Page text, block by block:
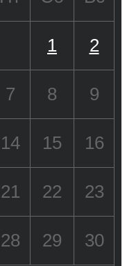
1 2
7 8 9
14 15 16
21 22 23
28 29 30